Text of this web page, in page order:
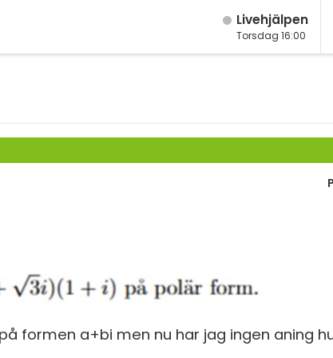
Live­hjälpen
Torsdag 16:00
formen a+bi men nu har jag ingen aning